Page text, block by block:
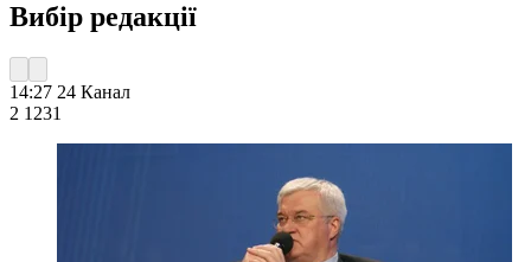
Вибір редакції
14:27 24 Канал
2 1231